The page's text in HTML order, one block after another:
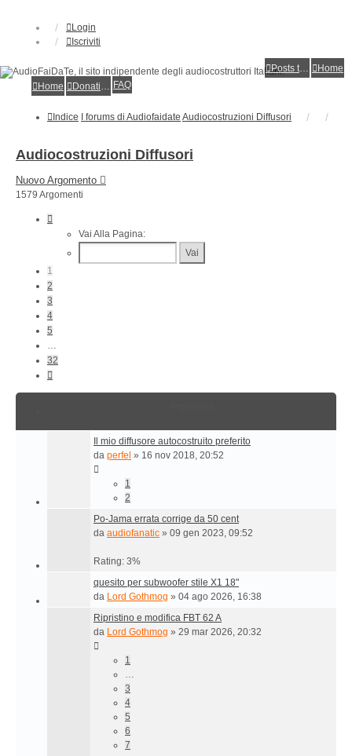
Login
Iscriviti
Posts toplist
Home
Home
Donations FAQ
Indice I forums di Audiofaidate Audiocostruzioni Diffusori
Audiocostruzioni Diffusori
Nuovo Argomento
1579 Argomenti
Vai Alla Pagina:
1
2
3
4
5
…
32
Il mio diffusore autocostruito preferito
da perfel » 16 nov 2018, 20:52
1
2
Po-Jama errata corrige da 50 cent
da audiofanatic » 09 gen 2023, 09:52
Rating: 3%
quesito per subwoofer stile X1 18"
da Lord Gothmog » 04 ago 2026, 16:38
Ripristino e modifica FBT 62 A
da Lord Gothmog » 29 mar 2026, 20:32
1
…
3
4
5
6
7